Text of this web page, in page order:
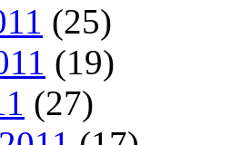
(25)
(19)
(27)